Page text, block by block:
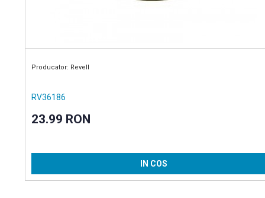
Producator: Revell
RV36186
23.99 RON
IN COS